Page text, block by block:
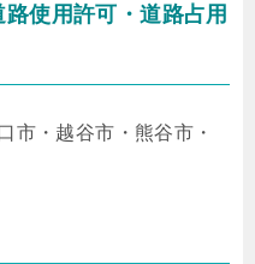
路使用許可・道路占用
市・越谷市・熊谷市・